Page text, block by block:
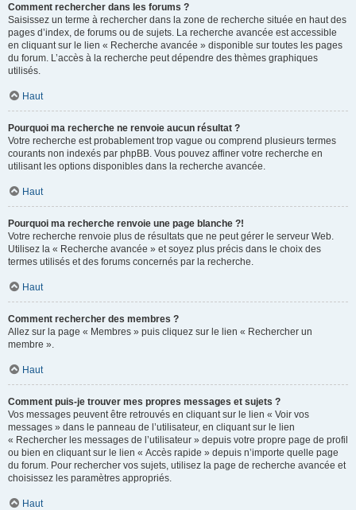
Comment rechercher dans les forums ?
Saisissez un terme à rechercher dans la zone de recherche située en haut des
pages d’index, de forums ou de sujets. La recherche avancée est accessible
en cliquant sur le lien « Recherche avancée » disponible sur toutes les pages
du forum. L’accès à la recherche peut dépendre des thèmes graphiques
utilisés.
Haut
Pourquoi ma recherche ne renvoie aucun résultat ?
Votre recherche est probablement trop vague ou comprend plusieurs termes
courants non indexés par phpBB. Vous pouvez affiner votre recherche en
utilisant les options disponibles dans la recherche avancée.
Haut
Pourquoi ma recherche renvoie une page blanche ?!
Votre recherche renvoie plus de résultats que ne peut gérer le serveur Web.
Utilisez la « Recherche avancée » et soyez plus précis dans le choix des
termes utilisés et des forums concernés par la recherche.
Haut
Comment rechercher des membres ?
Allez sur la page « Membres » puis cliquez sur le lien « Rechercher un
membre ».
Haut
Comment puis-je trouver mes propres messages et sujets ?
Vos messages peuvent être retrouvés en cliquant sur le lien « Voir vos
messages » dans le panneau de l’utilisateur, en cliquant sur le lien
« Rechercher les messages de l’utilisateur » depuis votre propre page de profil
ou bien en cliquant sur le lien « Accès rapide » depuis n’importe quelle page
du forum. Pour rechercher vos sujets, utilisez la page de recherche avancée et
choisissez les paramètres appropriés.
Haut